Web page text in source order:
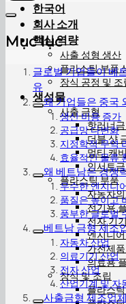
한국어
회사 소개
핵심 역량
사출 성형 생산
플라스틱 부품
장식 공정 및 조
생성물
사출 금형
핫러너
더블 샷
멀티 캐
인서트
플라스틱 부품
자동차의
전기용
전자 기
엔지니
가전제
의료용
장식 및 조립
플라스
Mục lục
글로벌 기업들이 베
유
왜 기업들은 중국
생산 비용 증가
공급망 다변화
지정학적·무역
효율적인 물류
왜 베트남은 경쟁
우수한 엔지니
품질은 높이고
풍부한 글로벌
베트남 금형 제조
자동차 산업
의료기기 산업
전자 산업
산업기계 및 자
사출금형 제조업